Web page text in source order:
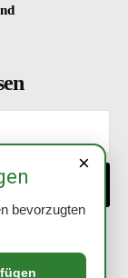
ist
×
bevorzugten